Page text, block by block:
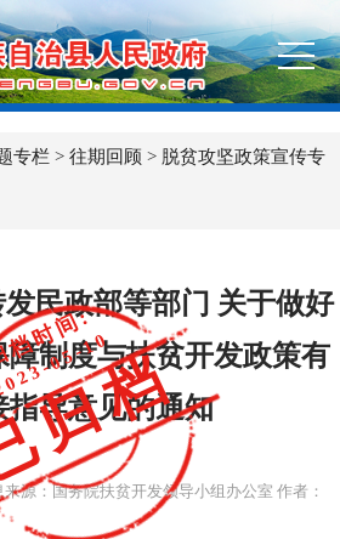
专栏 >往期回顾 > 脱贫攻坚政策宣传专
民政部等部门 关于做好
制度与扶贫开发政策有
指导意见的通知
来源：国务院扶贫开发领导小组办公室 作者：
时间:
05-10
归档